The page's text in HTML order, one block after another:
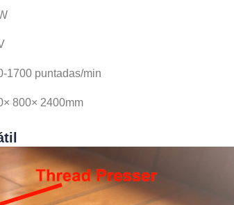
1700 puntadas/min
800× 2400mm